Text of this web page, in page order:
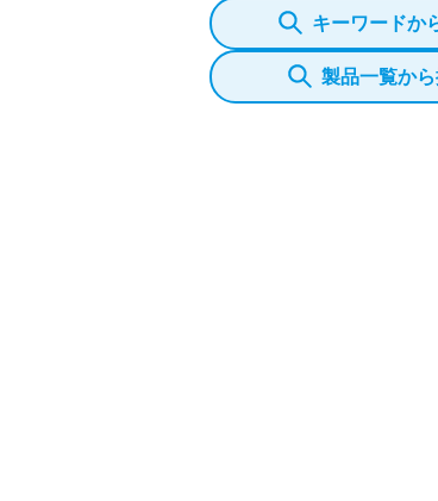
キーワードか
製品一覧か